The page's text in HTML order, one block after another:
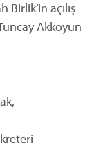
açılış
Akkoyun